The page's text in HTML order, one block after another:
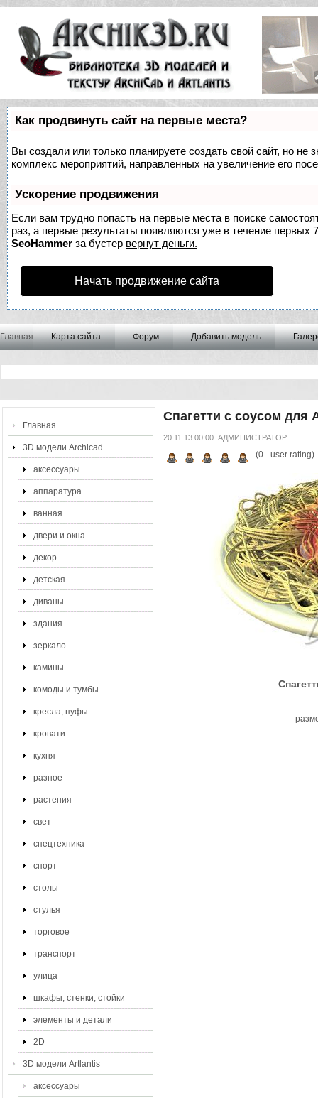
Как продвинуть сайт на первые места?
Вы создали или только планируете создать свой сайт, но не
комплекс мероприятий, направленных на увеличение его
Ускорение продвижения
Если вам трудно попасть на первые места в поиске
раз, а первые результаты появляются уже в течение первых
SeoHammer за бустер вернут деньги.
Начать продвижение сайта
Главная Карта сайта Форум Добавить модель
Главная
3D модели Archicad
аксессуары
аппаратура
ванная
двери и окна
декор
детская
диваны
здания
зеркало
камины
комоды и тумбы
кресла, пуфы
кровати
кухня
разное
растения
свет
спецтехника
спорт
столы
стулья
торговое
транспорт
улица
шкафы, стенки, стойки
элементы и детали
2D
3D модели Artlantis
аксессуары
Спагетти с соусом для
20.11.13 00:00 АДМИНИСТРАТОР
(0- user rating)